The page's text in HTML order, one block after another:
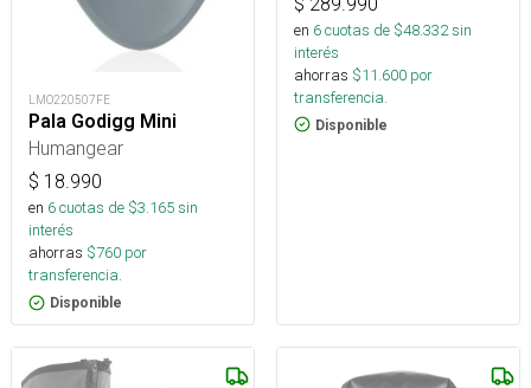
LMO220507FE
Pala Godigg Mini
Humangear
$ 18.990
en 6cuotas de $3.165sin
interés
ahorras $760 por
transferencia.
Disponible
en 6cuotas de $48.332sin
interés
ahorras $11.600 por
transferencia.
Disponible